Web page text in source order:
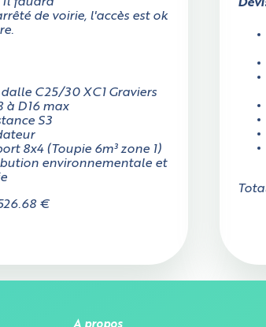
de voirie, l'accès est ok
C25/30 XC1 Graviers
à D16 max
S3
8x4 (Toupie 6m³ zone 1)
environnementale et
€
A propos